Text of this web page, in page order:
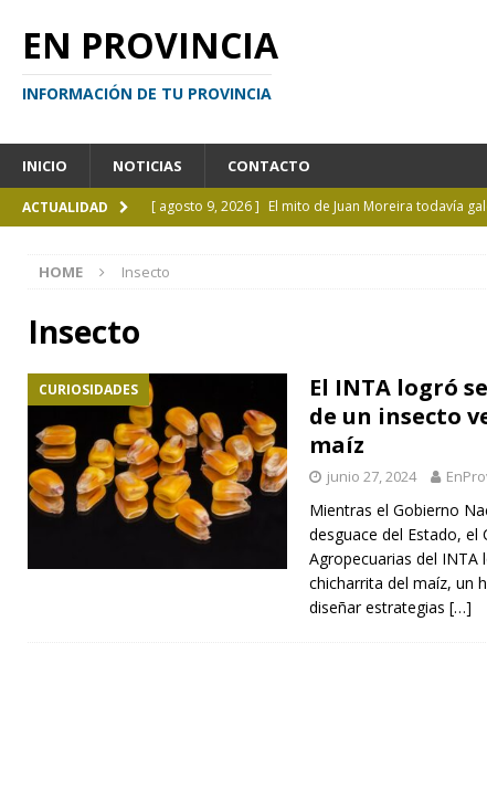
EN PROVINCIA
INFORMACIÓN DE TU PROVINCIA
INICIO NOTICIAS CONTACTO
ACTUALIDAD [ agosto 9, 2026 ] El mito de Juan Moreira todavía
[ agosto 7, 2026 ]
De La Luisa a La Plata: alumnos
ACTUALIDAD
HOME Insecto
Insecto
CURIOSIDADES
El INTA logró
de un insecto
maíz
junio 27, 2024
Mientras el Gobierno
desguace del Estado, el
Agropecuarias del INTA
chicharrita del maíz, un
diseñar estrategias […]